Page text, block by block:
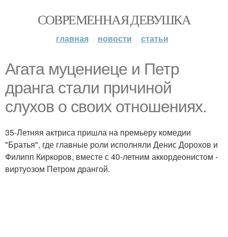
СОВРЕМЕННАЯ ДЕВУШКА
главная новости статьи
Агата муцениеце и Петр
дранга стали причиной
слухов о своих отношениях.
35-Летняя актриса пришла на премьеру комедии
"Братья", где главные роли исполняли Денис Дорохов и
Филипп Киркоров, вместе с 40-летним аккордеонистом -
виртуозом Петром дрангой.